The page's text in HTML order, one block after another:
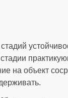
на объект